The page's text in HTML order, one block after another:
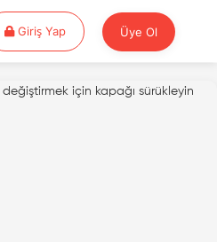
Giriş YapGiriş Yap Üye Ol
değiştirmek için kapağı sürükleyin